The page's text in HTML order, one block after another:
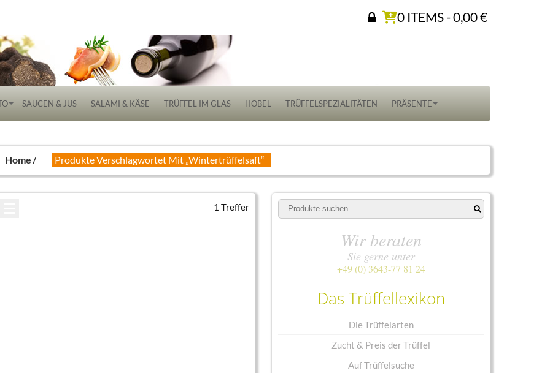
0 ITEMS -0,00€
SAUCEN & JUS SALAMI & KÄSE TRÜFFEL IM GLAS HOBEL TRÜFFELSPEZIALITÄTEN PRÄSENTE
Home Produkte Verschlagwortet Mit „Wintertrüffelsaft“
1 Treffer
Suchen
Wir beraten
Sie gerne unter
+49 (0) 3643-77 81 24
Das Trüffellexikon
Die Trüffelarten
Zucht & Preis der Trüffel
Auf Trüffelsuche